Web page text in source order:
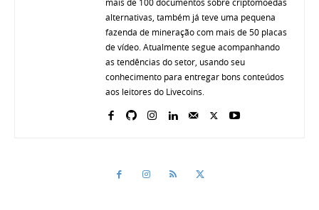
alternativas, também já teve uma pequena
fazenda de mineração com mais de 50 placas
de vídeo. Atualmente segue acompanhando
as tendências do setor, usando seu
conhecimento para entregar bons conteúdos
aos leitores do Livecoins.